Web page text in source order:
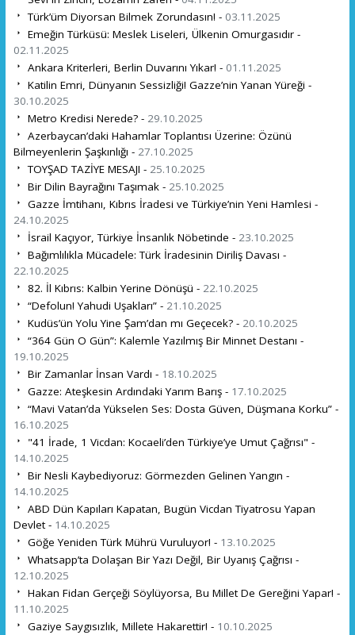
Türk’üm Diyorsan Bilmek Zorundasın! - 03.11.2025
Emeğin Türküsü: Meslek Liseleri, Ülkenin Omurgasıdır -
02.11.2025
Ankara Kriterleri, Berlin Duvarını Yıkar! - 01.11.2025
Katilin Emri, Dünyanın Sessizliği! Gazze’nin Yanan Yüreği -
30.10.2025
Metro Kredisi Nerede? - 29.10.2025
Azerbaycan’daki Hahamlar Toplantısı Üzerine: Özünü
Bilmeyenlerin Şaşkınlığı - 27.10.2025
TOYŞAD TAZİYE MESAJI - 25.10.2025
Bir Dilin Bayrağını Taşımak - 25.10.2025
Gazze İmtihanı, Kıbrıs İradesi ve Türkiye’nin Yeni Hamlesi -
24.10.2025
İsrail Kaçıyor, Türkiye İnsanlık Nöbetinde - 23.10.2025
Bağımlılıkla Mücadele: Türk İradesinin Diriliş Davası -
22.10.2025
82. İl Kıbrıs: Kalbin Yerine Dönüşü - 22.10.2025
“Defolun! Yahudi Uşakları” - 21.10.2025
Kudüs’ün Yolu Yine Şam’dan mı Geçecek? - 20.10.2025
“364 Gün O Gün”: Kalemle Yazılmış Bir Minnet Destanı -
19.10.2025
Bir Zamanlar İnsan Vardı - 18.10.2025
Gazze: Ateşkesin Ardındaki Yarım Barış - 17.10.2025
“Mavi Vatan’da Yükselen Ses: Dosta Güven, Düşmana Korku” -
16.10.2025
"41 İrade, 1 Vicdan: Kocaeli’den Türkiye’ye Umut Çağrısı" -
14.10.2025
Bir Nesli Kaybediyoruz: Görmezden Gelinen Yangın -
14.10.2025
ABD Dün Kapıları Kapatan, Bugün Vicdan Tiyatrosu Yapan
Devlet - 14.10.2025
Göğe Yeniden Türk Mührü Vuruluyor! - 13.10.2025
Whatsapp’ta Dolaşan Bir Yazı Değil, Bir Uyanış Çağrısı -
12.10.2025
Hakan Fidan Gerçeği Söylüyorsa, Bu Millet De Gereğini Yapar! -
11.10.2025
Gaziye Saygısızlık, Millete Hakarettir! - 10.10.2025